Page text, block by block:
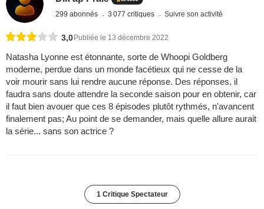
299 abonnés 3 077 critiques Suivre son activité
3,0 Publiée le 13 décembre 2022
Natasha Lyonne est étonnante, sorte de Whoopi Goldberg
moderne, perdue dans un monde facétieux qui ne cesse de la
voir mourir sans lui rendre aucune réponse. Des réponses, il
faudra sans doute attendre la seconde saison pour en obtenir, car
il faut bien avouer que ces 8 épisodes plutôt rythmés, n'avancent
finalement pas; Au point de se demander, mais quelle allure aurait
la série... sans son actrice ?
1 Critique Spectateur